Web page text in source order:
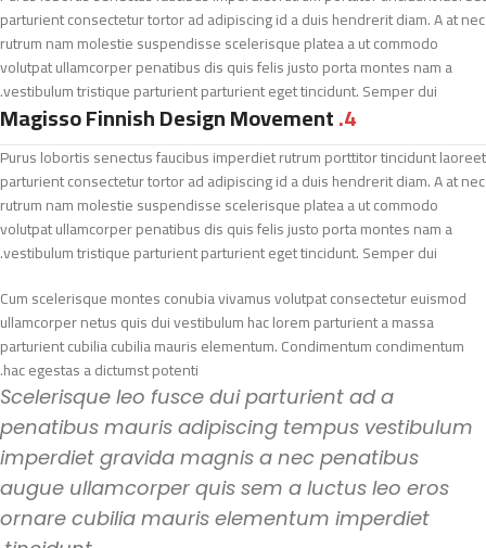
parturient consectetur tortor ad adipiscing id a duis hendrerit diam. A at nec
rutrum nam molestie suspendisse scelerisque platea a ut commodo
volutpat ullamcorper penatibus dis quis felis justo porta montes nam a
vestibulum tristique parturient parturient eget tincidunt. Semper dui.
4.
Purus lobortis senectus faucibus imperdiet rutrum porttitor tincidunt laoreet
parturient consectetur tortor ad adipiscing id a duis hendrerit diam. A at nec
rutrum nam molestie suspendisse scelerisque platea a ut commodo
volutpat ullamcorper penatibus dis quis felis justo porta montes nam a
vestibulum tristique parturient parturient eget tincidunt. Semper dui.
Cum scelerisque montes conubia vivamus volutpat consectetur euismod
ullamcorper netus quis dui vestibulum hac lorem parturient a massa
parturient cubilia cubilia mauris elementum. Condimentum condimentum
hac egestas a dictumst potenti.
Scelerisque leo fusce dui parturient ad a
penatibus mauris adipiscing tempus vestibulum
imperdiet gravida magnis a nec penatibus
augue ullamcorper quis sem a luctus leo eros
ornare cubilia mauris elementum imperdiet